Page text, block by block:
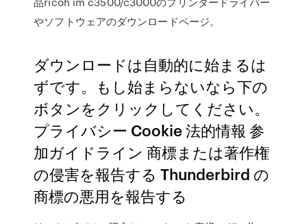
やソフトウェアのダウンロードページ。
ダウンロードは自動的に始まるは
ずです。もし始まらないなら下の
ボタンをクリックしてください。
プライバシー Cookie 法的情報 参
加ガイドライン 商標または著作権
の侵害を報告する Thunderbird の
商標の悪用を報告する